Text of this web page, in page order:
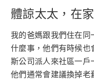
體諒太太，在
我的爸媽跟我們住在同
什麼事，他們有時候也
斯公司派人來社區一戶
他們通常會建議換掉老